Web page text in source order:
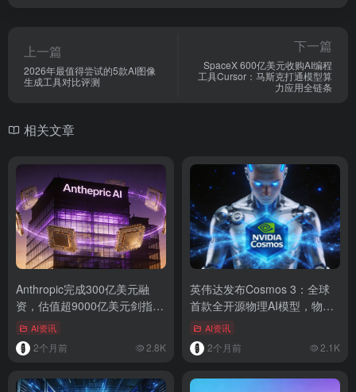
上一篇
2026年最值得尝试的5款AI图像
生成工具对比评测
下一篇
SpaceX 600亿美元收购AI编程
工具Cursor：马斯克打通模型算
力应用全链条
相关文章
Anthropic完成300亿美元融
资，估值超9000亿美元剑指
OpenAI
AI资讯
2个月前 2.8K
英伟达发布Cosmos 3：全球
首款全开源物理AI模型，物理
AI时代加速到来
AI资讯
2个月前 2.1K